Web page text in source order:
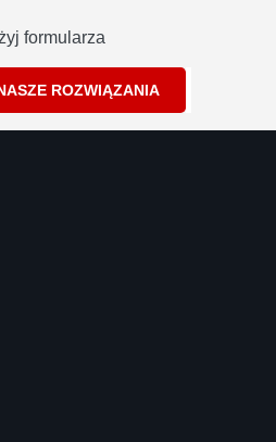
formularza
ROZWIĄZANIA